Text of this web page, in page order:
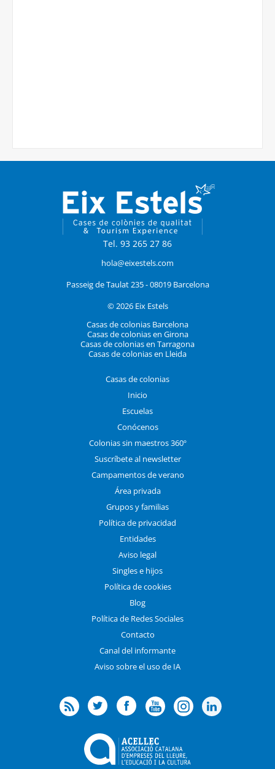
Tel. 93 265 27 86
hola@eixestels.com
Passeig de Taulat 235 - 08019 Barcelona
© 2026 Eix Estels
Casas de colonias Barcelona
Casas de colonias en Girona
Casas de colonias en Tarragona
Casas de colonias en Lleida
Casas de colonias
Inicio
Escuelas
Conócenos
Colonias sin maestros 360º
Suscríbete al newsletter
Campamentos de verano
Área privada
Grupos y familias
Política de privacidad
Entidades
Aviso legal
Singles e hijos
Política de cookies
Blog
Política de Redes Sociales
Contacto
Canal del informante
Aviso sobre el uso de IA